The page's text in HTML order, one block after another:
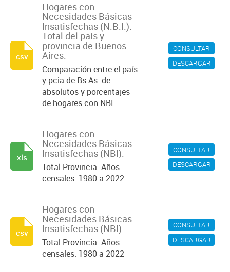
CONSULTAR
DESCARGAR
Hogares con
Necesidades Básicas
Insatisfechas (N.B.I.).
Total del país y
provincia de Buenos
Aires.
Comparación entre el país
y pcia.de Bs As. de
absolutos y porcentajes
de hogares con NBI.
csv
CONSULTAR
DESCARGAR
Hogares con
Necesidades Básicas
Insatisfechas (NBI).
Total Provincia. Años
censales. 1980 a 2022
xls
CONSULTAR
DESCARGAR
Hogares con
Necesidades Básicas
Insatisfechas (NBI).
Total Provincia. Años
censales. 1980 a 2022
csv